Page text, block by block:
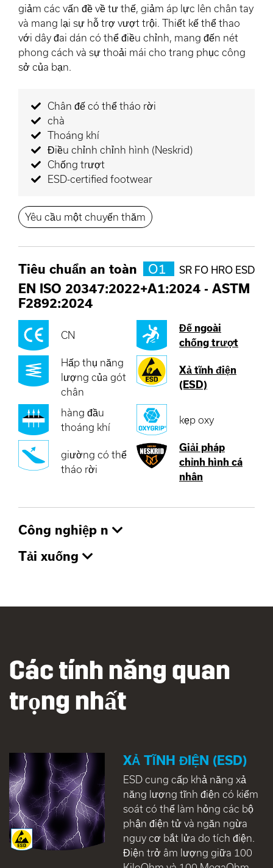
giảm các vấn đề về tư thế, giảm áp lực lên chân tay
và mang lại sự hỗ trợ vượt trội. Thiết kế thể thao
với dây đai dán có thể điều chỉnh, mang đến nét
phong cách và sự thoải mái cho trang phục công
sở của bạn.
Chân đế có thể tháo rời
chà
Thoáng khí
Điều chỉnh chỉnh hình (Neskrid)
Chống trượt
ESD-certified footwear
Yêu cầu một chuyến thăm
Tiêu chuẩn an toàn O1 SR FO HRO ESD
EN ISO 20347:2022+A1:2024 - ASTM
F2892:2024
CN
Đế ngoài
chống trượt
Hấp thụ năng
lượng của gót
chân
Xả tĩnh điện
(ESD)
hàng đầu
thoáng khí
kẹp oxy
giường có thể
tháo rời
Giải pháp
chỉnh hình cá
nhân
Công nghiệp n
Tải xuống
Các tính năng quan
trọng nhất
XẢ TĨNH ĐIỆN (ESD)
ESD cung cấp khả năng xả
năng lượng tĩnh điện có kiểm
soát có thể làm hỏng các bộ
phận điện tử và ngăn ngừa
nguy cơ bắt lửa do tích điện.
Điện trở âm lượng giữa 100